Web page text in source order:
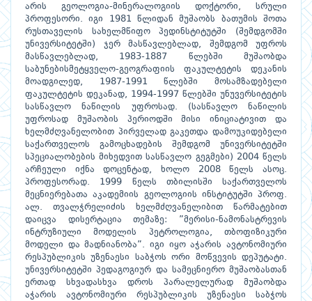
არის გეოლოგია-მინერალოგიის დოქტორი, სრული
პროფესორი. იგი 1981 წლიდან მუშაობს ბათუმის შოთა
რუსთაველის სახელმწიფო პედინსტიტუტში (შემდგომში
უნივერსიტეტში) ჯერ მასწავლებლად, შემდგომ უფროს
მასწავლებლად, 1983-1887 წლებში მუშაობდა
საბუნებისმეტყველო-გეოგრაფიის ფაკულტეტის დეკანის
მოადგილედ, 1987-1991 წლებში მოსამზადებელი
ფაკულტეტის დეკანად, 1994-1997 წლებში უნუვერსიტეტის
სასწავლო ნაწილის უფროსად. (სასწავლო ნაწილის
უფროსად მუშაობის პერიოდში მისი ინიციატივით და
ხელმძღვანელობით პირველად გაკეთდა დამოუკიდებელი
საქართველოს გამოცხადების შემდგომ უნივერსიტეტში
სპეციალობების მიხედვით სასწავლო გეგმები) 2004 წელს
არჩეული იქნა დოცენტად, ხოლო 2008 წელს ასოც.
პროფესორად. 1999 წელს თბილისში საქართველოს
მეცნიერებათა აკადემიის გეოლოგიის ინსტიტუტში პროფ.
ალ. თვალჭრელიძის ხელმძღვანელიბით წარმატებით
დაიცვა დისერტაცია თემაზე: ”მერისი-ნამონასტრევის
ინტრუზიული მოდელის პეტროლოგია, თბოფიზიკური
მოდელი და მადნიანობა”. იგი იყო აჭარის ავტონომიური
რესპუბლიკის უზენაესი საბჭოს ორი მოწვევის დეპუტატი.
უნივერსიტეტში პედაგოგიურ და სამეცნიერო მუშაობასთან
ერთად სხვადასხვა დროს პარალელურად მუშაობდა
აჭარის ავტონომიური რესპუბლიკის უზენაესი საბჭოს